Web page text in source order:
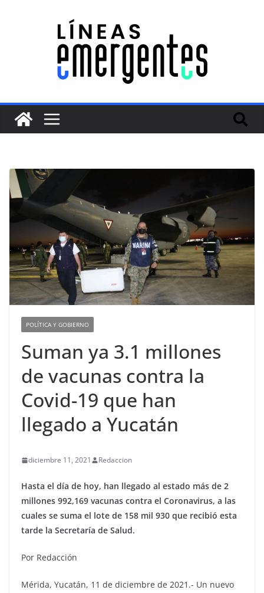
POLÍTICA Y GOBIERNO
Suman ya 3.1 millones
de vacunas contra la
Covid-19 que han
llegado a Yucatán
diciembre 11, 2021 Redaccion
Hasta el día de hoy, han llegado al estado más de 2
millones 992,169 vacunas contra el Coronavirus, a las
cuales se suma el lote de 158 mil 930 que recibió esta
tarde la Secretaría de Salud.
Por Redacción
Mérida, Yucatán, 11 de diciembre de 2021.- Un nuevo